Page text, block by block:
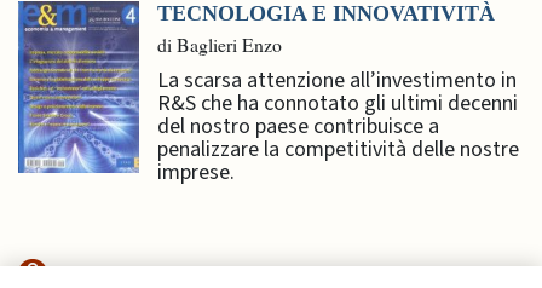
TECNOLOGIA E INNOVATIVITÀ
di Baglieri Enzo
La scarsa attenzione all’investimento in
R&S che ha connotato gli ultimi decenni
del nostro paese contribuisce a
penalizzare la competitività delle nostre
imprese.